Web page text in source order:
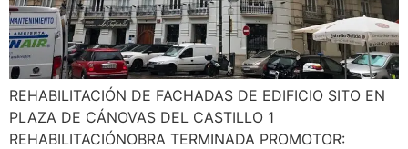
REHABILITACIÓN DE FACHADAS DE EDIFICIO SITO EN
PLAZA DE CÁNOVAS DEL CASTILLO 1
REHABILITACIÓNOBRA TERMINADA PROMOTOR: